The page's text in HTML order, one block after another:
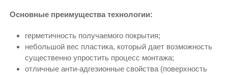
Основные преимущества технологии:
герметичность получаемого покрытия;
небольшой вес пластика, который дает возможность
существенно упростить процесс монтажа;
отличные анти-адгезионные свойства (поверхность